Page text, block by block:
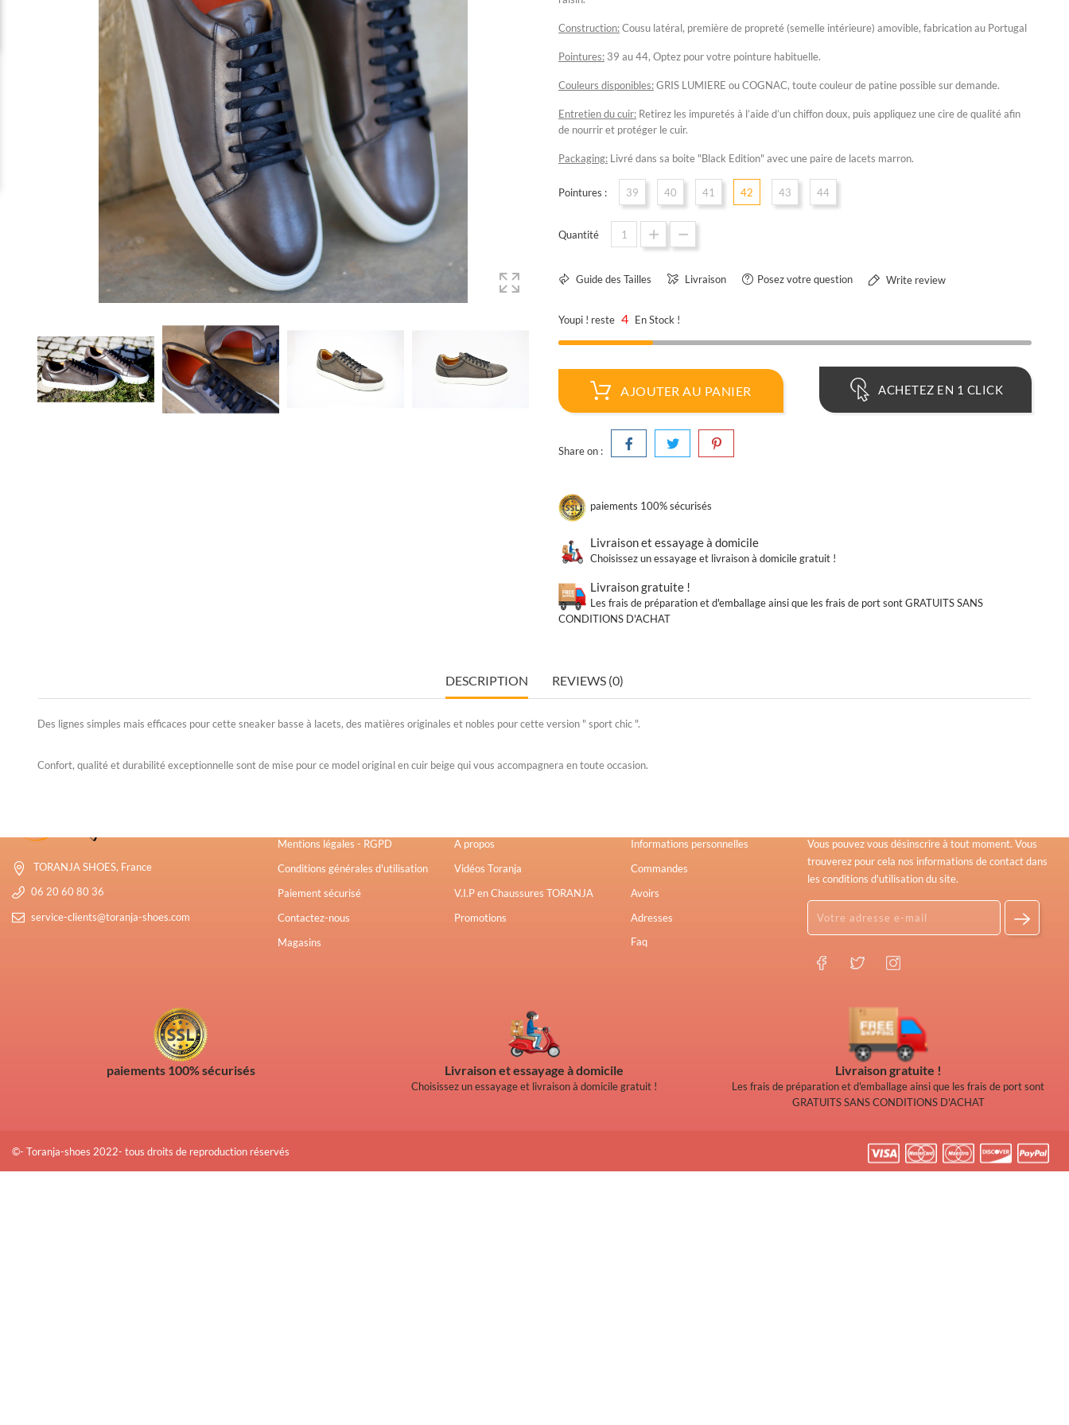
Construction:Cousu latéral, première de propreté (semelle intérieure) amovible, fabrication au Portugal
Pointures: 39 au 44, Optez pour votre pointure habituelle.
Couleurs disponibles:GRIS LUMIERE ou COGNAC, toute couleur de patine possible sur demande.
Entretien du cuir: Retirez les impuretés à l’aide d’un chiffon doux, puis appliquez une cire de qualité afin
de nourrir et protéger le cuir.
Packaging: Livré dans sa boite "Black Edition" avec une paire de lacets marron.
Pointures : 39 40 41 42 43 44
Quantité
Guide des Tailles Livraison Posez votre question Write review
Youpi ! reste 4 En Stock !
AJOUTER AU PANIER ACHETEZ EN 1 CLICK
Share on :
paiements 100% sécurisés
Livraison et essayage à domicile
Choisissez un essayage et livraison à domicile gratuit !
Livraison gratuite !
Les frais de préparation et d'emballage ainsi que les frais de port sont GRATUITS SANS
CONDITIONS D'ACHAT
DESCRIPTION REVIEWS (0)
Des lignes simples mais efficaces pour cette sneaker basse à lacets, des matières originales et nobles pour cette version " sport chic ".
Confort, qualité et durabilité exceptionnelle sont de mise pour ce model original en cuir beige qui vous accompagnera en toute occasion.
TORANJA SHOES, France
06 20 60 80 36
service-clients@toranja-shoes.com
Mentions légales - RGPD
Conditions générales d'utilisation
Paiement sécurisé
Contactez-nous
Magasins
A propos
Vidéos Toranja
V.I.P en Chaussures TORANJA
Promotions
Informations personnelles
Commandes
Avoirs
Adresses
Faq
Vous pouvez vous désinscrire à tout moment. Vous
trouverez pour cela nos informations de contact dans
les conditions d'utilisation du site.
paiements 100% sécurisés Livraison et essayage à domicile
Choisissez un essayage et livraison à domicile gratuit !
Livraison gratuite !
Les frais de préparation et d'emballage ainsi que les frais de port sont
GRATUITS SANS CONDITIONS D'ACHAT
©- Toranja-shoes 2022- tous droits de reproduction réservés